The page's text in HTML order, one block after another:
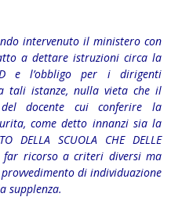
intervenuto il ministero con
a dettare istruzioni circa la
e l’obbligo per i dirigenti
tali istanze, nulla vieta che il
docente cui conferire la
come detto innanzi sia la
DELLA SCUOLA CHE DELLE
far ricorso a criteri diversi ma
di individuazione
supplenza.